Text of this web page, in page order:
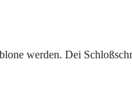
werden. Dei